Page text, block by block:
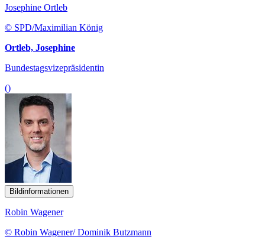
Josephine Ortleb
© SPD/Maximilian König
Ortleb, Josephine
Bundestagsvizepräsidentin
()
Bildinformationen
Robin Wagener
© Robin Wagener/ Dominik Butzmann